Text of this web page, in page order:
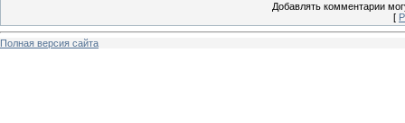
Добавлять комментарии
[
Полная версия сайта